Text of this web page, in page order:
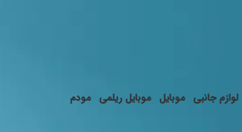
لوازم جانبی موبایل موبایل ریلمی مودم